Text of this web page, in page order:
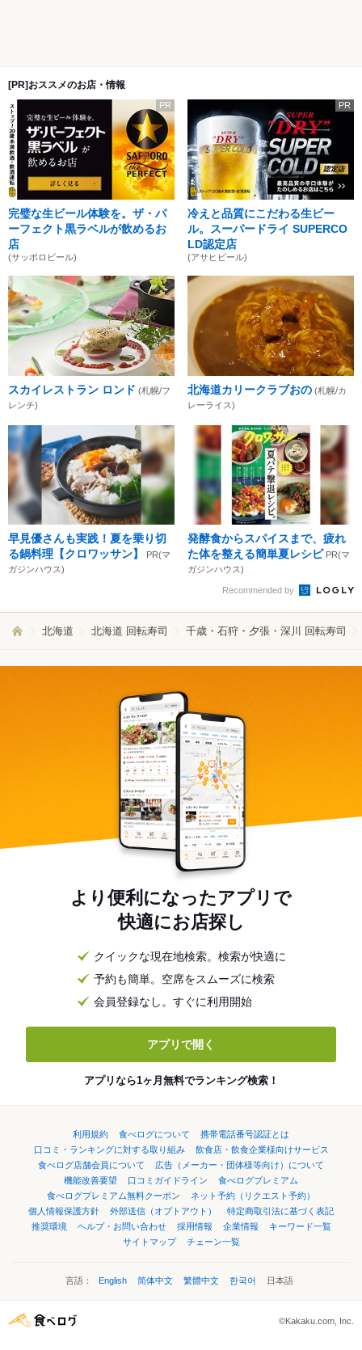
[PR]おススメのお店・情報
PR
完璧な生ビール体験を。ザ・パ
ーフェクト黒ラベルが飲めるお
店
(サッポロビール)
PR
冷えと品質にこだわる生ビー
ル。スーパードライ SUPERCO
LD認定店
(アサヒビール)
スカイレストラン ロンド (札幌/フ
レンチ)
北海道カリークラブおの (札幌/カ
レーライス)
早見優さんも実践！夏を乗り切
る鍋料理【クロワッサン】
PR(マ
ガジンハウス)
発酵食からスパイスまで、疲れ
た体を整える簡単夏レシピ PR(マ
ガジンハウス)
Recommended by
北海道 北海道 回転寿司 千歳・石狩・夕張・深川 回転寿司
より便利になったアプリで
快適にお店探し
クイックな現在地検索。検索が快適に
予約も簡単。空席をスムーズに検索
会員登録なし。すぐに利用開始
アプリで開く
アプリなら1ヶ月無料でランキング検索！
利用規約 食べログについて
携帯電話番号認証とは
口コミ・ランキングに対する取り組み
飲食店・飲食企業様向けサービス
食べログ店舗会員について
広告（メーカー・団体様等向け）について
機能改善要望
口コミガイドライン
食べログプレミアム
食べログプレミアム無料クーポン
ネット予約（リクエスト予約）
個人情報保護方針
外部送信（オプトアウト）
特定商取引法に基づく表記
推奨環境
ヘルプ・お問い合わせ 採用情報 企業情報
キーワード一覧
サイトマップ
チェーン一覧
言語： English 简体中文 繁體中文 한국어 日本語
©Kakaku.com, Inc.